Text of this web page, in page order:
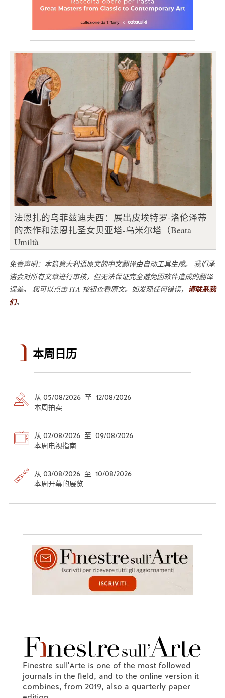
法恩扎的乌菲兹迪夫西：展出皮埃特罗-洛伦泽蒂
的杰作和法恩扎圣女贝亚塔-乌米尔塔（Beata
Umiltà
免责声明：本篇意大利语原文的中文翻译由自动工具生成。 我们承
诺会对所有文章进行审核，但无法保证完全避免因软件造成的翻译
误差。 您可以点击 ITA 按钮查看原文。如发现任何错误， 请联系我
们。
本周日历
从 05/08/2026 至 12/08/2026
本周拍卖
从 02/08/2026 至 09/08/2026
本周电视指南
从 03/08/2026 至 10/08/2026
本周开幕的展览
Finestre sull'Arte is one of the most followed
journals in the field, and to the online version it
combines, from 2019, also a quarterly paper